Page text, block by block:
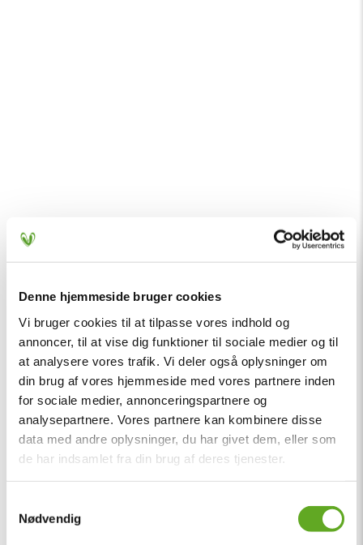
Denne hjemmeside bruger cookies
Vi bruger cookies til at tilpasse vores indhold og
annoncer, til at vise dig funktioner til sociale medier og til
at analysere vores trafik. Vi deler også oplysninger om
din brug af vores hjemmeside med vores partnere inden
for sociale medier, annonceringspartnere og
analysepartnere. Vores partnere kan kombinere disse
data med andre oplysninger, du har givet dem, eller som
de har indsamlet fra din brug af deres tjenester.
Nødvendig